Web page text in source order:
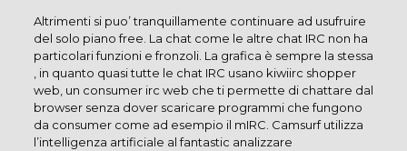
Altrimenti si puo’ tranquillamente continuare ad usufruire
del solo piano free. La chat come le altre chat IRC non ha
particolari funzioni e fronzoli. La grafica è sempre la stessa
, in quanto quasi tutte le chat IRC usano kiwiirc shopper
web, un consumer irc web che ti permette di chattare dal
browser senza dover scaricare programmi che fungono
da consumer come ad esempio il mIRC. Camsurf utilizza
l’intelligenza artificiale al fantastic analizzare